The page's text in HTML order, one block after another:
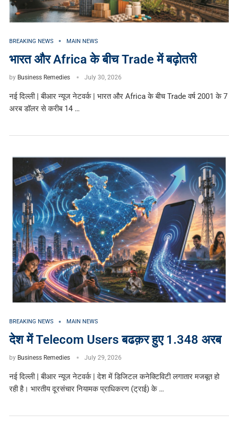
BREAKING NEWS MAIN NEWS
भारत और Africa के बीच Trade में बढ़ोतरी
by Business Remedies July 30, 2026
नई दिल्ली | बीआर न्यूज नेटवर्क | भारत और Africa के बीच Trade वर्ष 2001 के 7
अरब डॉलर से करीब 14 …
BREAKING NEWS MAIN NEWS
देश में Telecom Users बढक़र हुए 1.348 अरब
by Business Remedies July 29, 2026
नई दिल्ली | बीआर न्यूज नेटवर्क | देश में डिजिटल कनेक्टिविटी लगातार मजबूत हो
रही है। भारतीय दूरसंचार नियामक प्राधिकरण (ट्राई) के …